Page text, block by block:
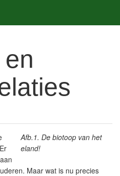
Afb.1. De biotoop van het
eland!
Er
Maar wat is nu precies